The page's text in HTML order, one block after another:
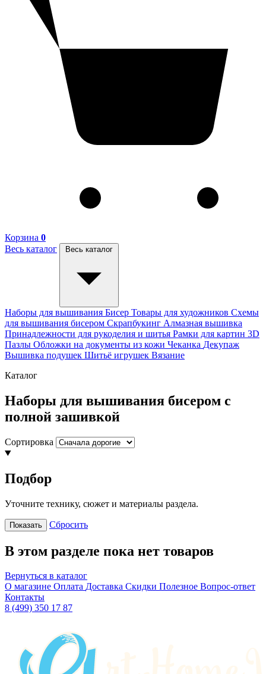
Корзина 0
Весь каталог
Весь каталог
Наборы для вышивания Бисер Товары для художников Схемы
для вышивания бисером Скрапбукинг Алмазная вышивка
Принадлежности для рукоделия и шитья Рамки для картин 3D
Пазлы Обложки на документы из кожи Чеканка Декупаж
Вышивка подушек Шитьё игрушек Вязание
Каталог
Наборы для вышивания бисером с
полной зашивкой
Сортировка
Подбор
Уточните технику, сюжет и материалы раздела.
Показать Сбросить
В этом разделе пока нет товаров
Вернуться в каталог
О магазине Оплата Доставка Скидки Полезное Вопрос-ответ
Контакты
8 (499) 350 17 87